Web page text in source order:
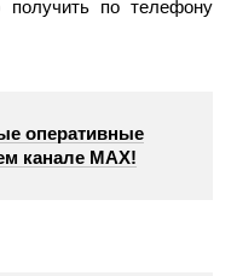
по телефону
оперативные
канале МАХ!